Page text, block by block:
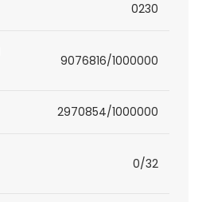
0230
9076816/1000000
2970854/1000000
0/32